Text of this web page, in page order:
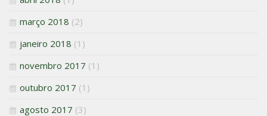
março 2018 (2)
janeiro 2018 (1)
novembro 2017 (1)
outubro 2017 (1)
agosto 2017 (3)